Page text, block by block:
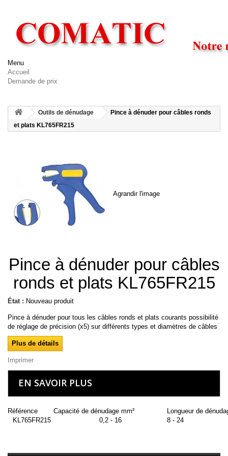
Menu
Accueil
Demande de prix
Outils de dénudage
Pince à dénuder pour câbles ronds
et plats KL765FR215
Agrandir l'image
Pince à dénuder pour câbles
ronds et plats KL765FR215
État : Nouveau produit
Pince à dénuder pour tous les câbles ronds et plats courants possibilité
de réglage de précision (x5) sur différents types et diamètres de câbles
Plus de détails
Imprimer
EN SAVOIR PLUS
Référence Capacité de dénudage mm²
Longueur de
KL765FR215
0,2 - 16 8 - 24